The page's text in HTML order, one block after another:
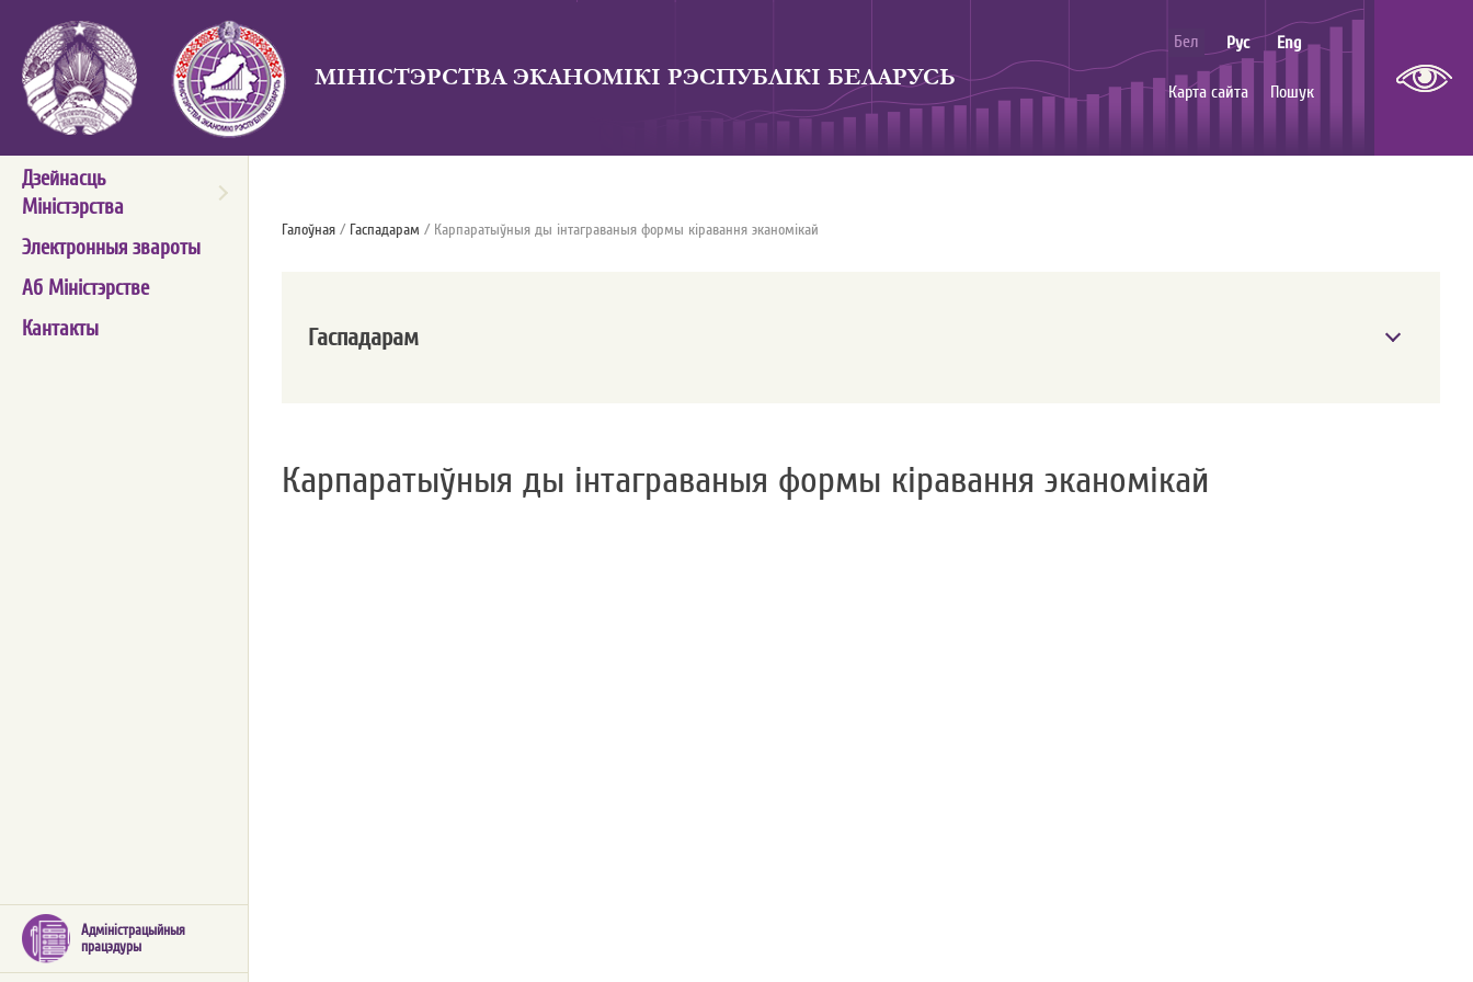
МIНICТЭРСТВА ЭКАНОМIКI РЭСПУБЛIКI БЕЛАРУСЬ
Бел Рус Eng
Карта сайта Пошук
Дзейнасць
Мiнiстэрства
Электронныя звароты
Аб Мiнiстэрстве
Кантакты
Адміністрацыйныя
працэдуры
Галоўная / Гаспадарам / Карпаратыўныя ды iнтаграваныя формы кiравання эканомiкай
Гаспадарам
Карпаратыўныя ды iнтаграваныя формы кiравання эканомiкай